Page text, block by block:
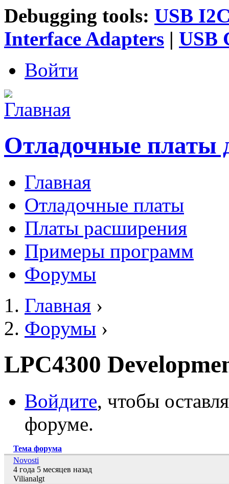
Debugging tools: USB
Interface Adapters | USB
Войти
Отладочные платы
Главное меню
Главная
Отладочные платы
Платы расширения
Примеры программ
Форумы
Вы здесь
Главная ›
Форумы ›
LPC4300
Войдите, чтобы
форуме.
Тема форума
Обычная тема
Novosti
4 года 5 месяцев назад
Vilianalgt